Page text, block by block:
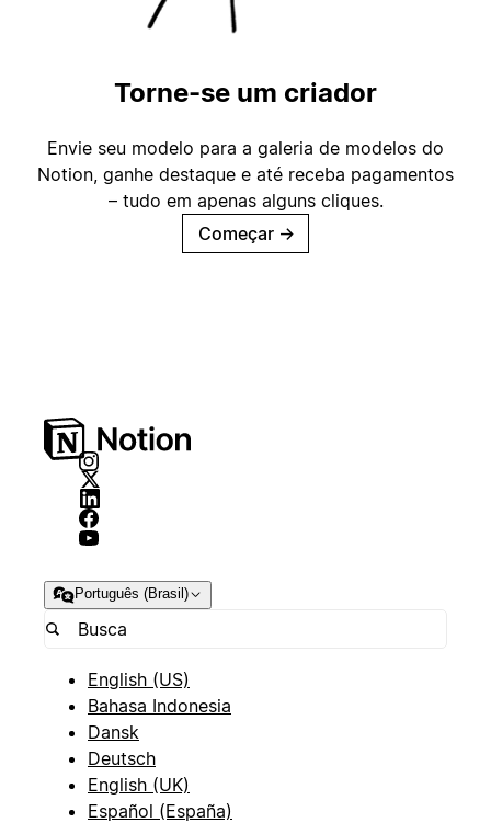
Torne-se um criador
Envie seu modelo para a galeria de modelos do
Notion, ganhe destaque e até receba pagamentos
– tudo em apenas alguns cliques.
Começar →
Português (Brasil)
English (US)
Bahasa Indonesia
Dansk
Deutsch
English (UK)
Español (España)